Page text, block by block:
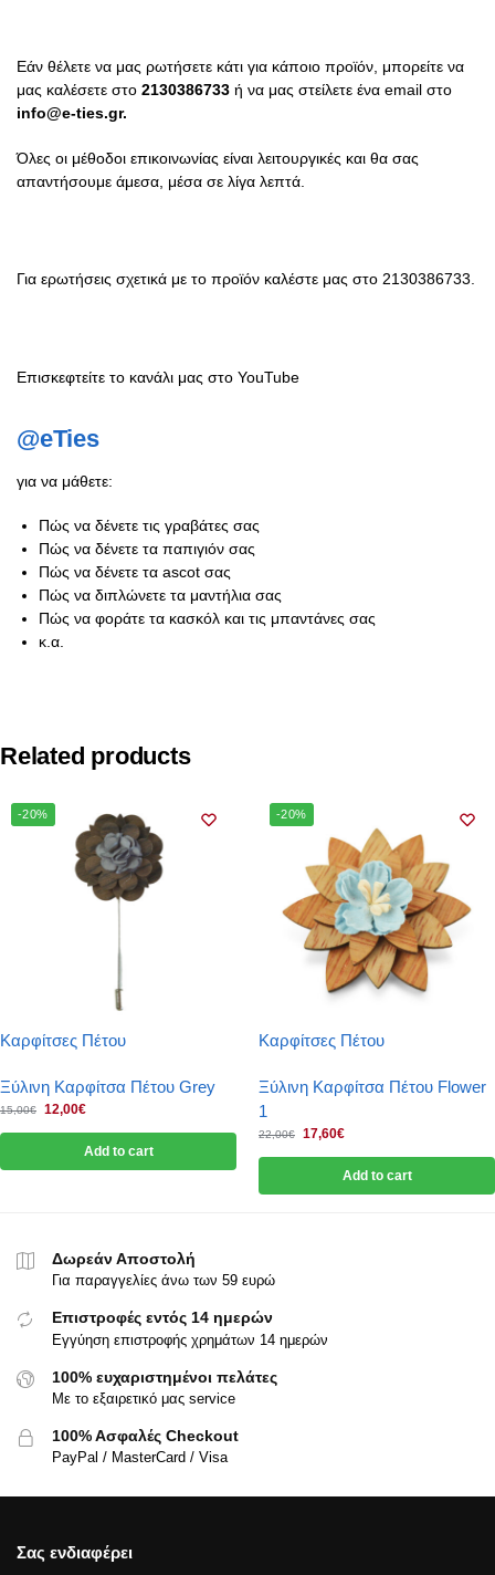
Εάν θέλετε να μας ρωτήσετε κάτι για κάποιο προϊόν, μπορείτε να
μας καλέσετε στο 2130386733 ή να μας στείλετε ένα email στο
info@e-ties.gr.
Όλες οι μέθοδοι επικοινωνίας είναι λειτουργικές και θα σας
απαντήσουμε άμεσα, μέσα σε λίγα λεπτά.
Για ερωτήσεις σχετικά με το προϊόν καλέστε μας στο 2130386733.
Επισκεφτείτε το κανάλι μας στο YouTube
@eTies
για να μάθετε:
Πώς να δένετε τις γραβάτες σας
Πώς να δένετε τα παπιγιόν σας
Πώς να δένετε τα ascot σας
Πώς να διπλώνετε τα μαντήλια σας
Πώς να φοράτε τα κασκόλ και τις μπαντάνες σας
κ.α.
Related products
-20%
Καρφίτσες Πέτου
Ξύλινη Καρφίτσα Πέτου Grey
15,00€ 12,00€
Add to cart
-20%
Καρφίτσες Πέτου
Ξύλινη Καρφίτσα Πέτου Flower
1
22,00€ 17,60€
Add to cart
Δωρεάν Αποστολή
Για παραγγελίες άνω των 59 ευρώ
Επιστροφές εντός 14 ημερών
Εγγύηση επιστροφής χρημάτων 14 ημερών
100% ευχαριστημένοι πελάτες
Με το εξαιρετικό μας service
100% Ασφαλές Checkout
PayPal / MasterCard / Visa
Σας ενδιαφέρει